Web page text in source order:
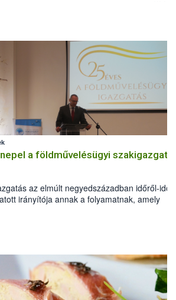
a földművelésügyi
az elmúlt negyedszázadban időről-
irányítója annak a folyamatnak, amely
erősebb, saját jövőjében bízni és érte tenni
– fogalmazott Zsigó Róbert a
25 évéről megemlékező jubileumi